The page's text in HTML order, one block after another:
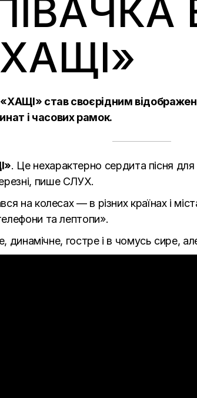
став своєрідним
і часових рамок.
. Це нехарактерно cердита пісня для
пише СЛУХ.
на колесах — в різних країнах і
та лептопи».
динамічне, гостре і в чомусь сире,